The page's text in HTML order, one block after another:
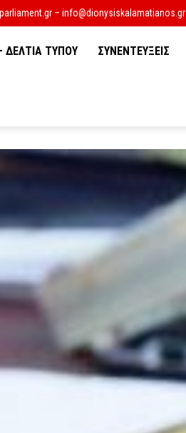
– info@dionysiskalamatianos.gr
ΔΕΛΤΙΑ ΤΥΠΟΥ ΣΥΝΕΝΤΕΥΞΕΙΣ